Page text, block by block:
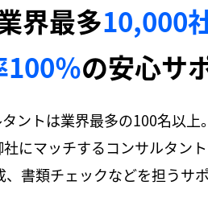
界最多10,000
100％の安心サ
ントは業界最多の100名以上。
にマッチするコンサルタント
書類チェックなどを担うサ